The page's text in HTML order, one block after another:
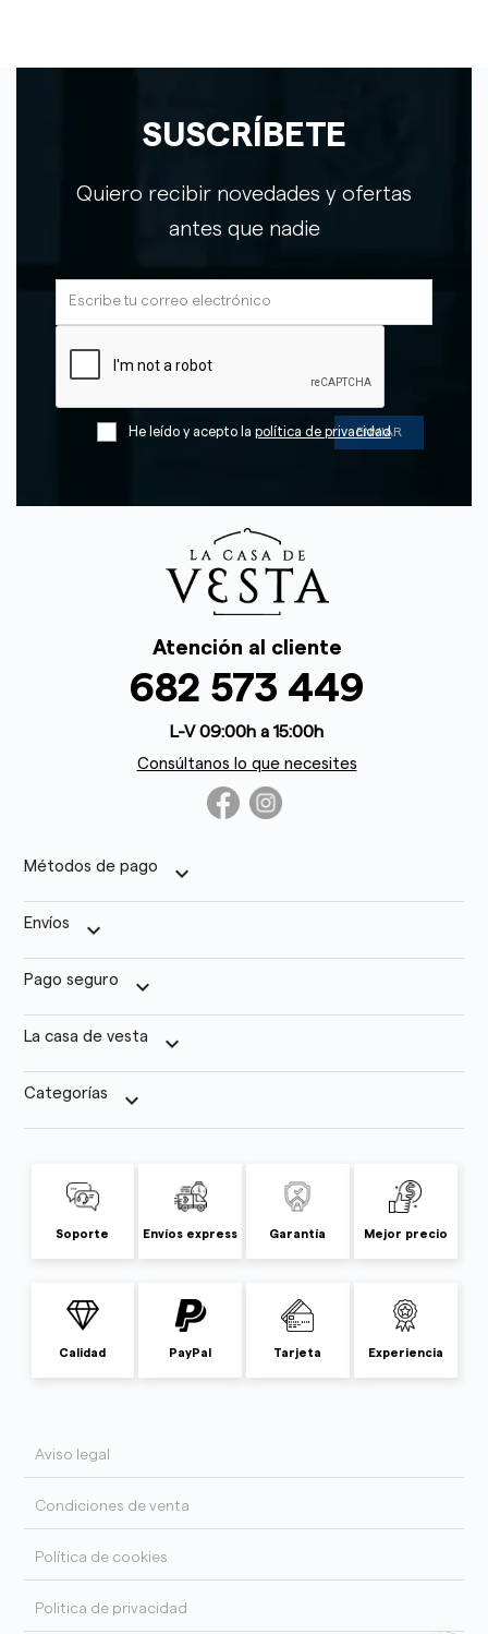
SUSCRÍBETE
Quiero recibir novedades y ofertas
antes que nadie
He leído y acepto la política de privacidad
Atención al cliente
682 573 449
L-V 09:00h a 15:00h
Consúltanos lo que necesites
Métodos de pago keyboard_arrow_down
Envíos keyboard_arrow_down
Pago seguro keyboard_arrow_down
La casa de vesta keyboard_arrow_down
Categorías keyboard_arrow_down
Soporte Envíos express Garantía Mejor precio
Calidad PayPal Tarjeta Experiencia
Aviso legal
Condiciones de venta
Política de cookies
Politica de privacidad